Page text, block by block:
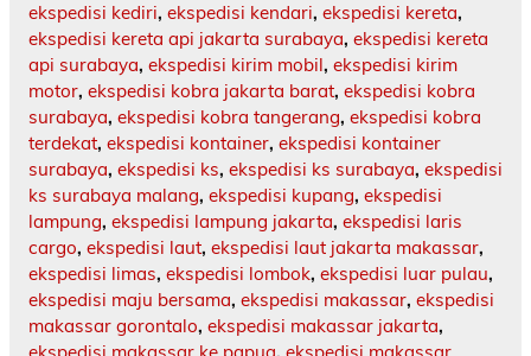
ekspedisi kediri, ekspedisi kendari, ekspedisi kereta,
ekspedisi kereta api jakarta surabaya, ekspedisi kereta
api surabaya, ekspedisi kirim mobil, ekspedisi kirim
motor, ekspedisi kobra jakarta barat, ekspedisi kobra
surabaya, ekspedisi kobra tangerang, ekspedisi kobra
terdekat, ekspedisi kontainer, ekspedisi kontainer
surabaya, ekspedisi ks, ekspedisi ks surabaya, ekspedisi
ks surabaya malang, ekspedisi kupang, ekspedisi
lampung, ekspedisi lampung jakarta, ekspedisi laris
cargo, ekspedisi laut, ekspedisi laut jakarta makassar,
ekspedisi limas, ekspedisi lombok, ekspedisi luar pulau,
ekspedisi maju bersama, ekspedisi makassar, ekspedisi
makassar gorontalo, ekspedisi makassar jakarta,